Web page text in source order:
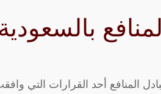
المنافع أحد القرارات التي